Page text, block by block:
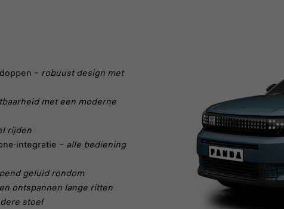
– robuust design met
met een moderne
rijden
integratie – alle bediening
geluid rondom
ontspannen lange ritten
stoel